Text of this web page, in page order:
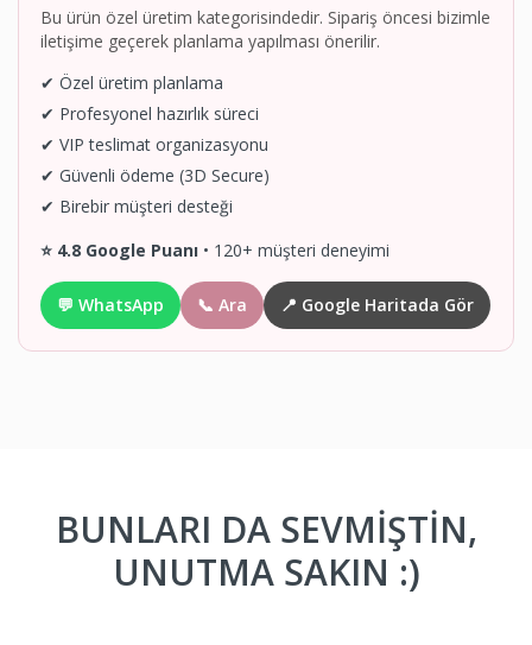
Bu ürün özel üretim kategorisindedir. Sipariş öncesi bizimle
iletişime geçerek planlama yapılması önerilir.
✔ Özel üretim planlama
✔ Profesyonel hazırlık süreci
✔ VIP teslimat organizasyonu
✔ Güvenli ödeme (3D Secure)
✔ Birebir müşteri desteği
⭐ 4.8 Google Puanı • 120+ müşteri deneyimi
💬 WhatsApp 📞 Ara 📍 Google Haritada Gör
BUNLARI DA SEVMİŞTİN,
UNUTMA SAKIN :)